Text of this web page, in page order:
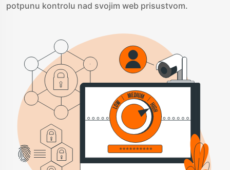
potpunu kontrolu nad svojim web prisustvom.